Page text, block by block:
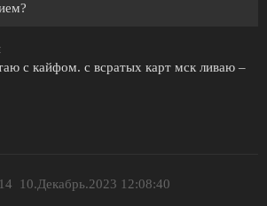
с кайфом. с всратых карт мск ливаю –
10.Декабрь.2023 12:08:40
14